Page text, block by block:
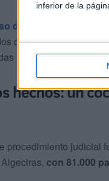
inferior de la
desde el 30 de enero
de la pena firme
al área de Sanidad
hechos: un
procedimiento judicial
con 81.000